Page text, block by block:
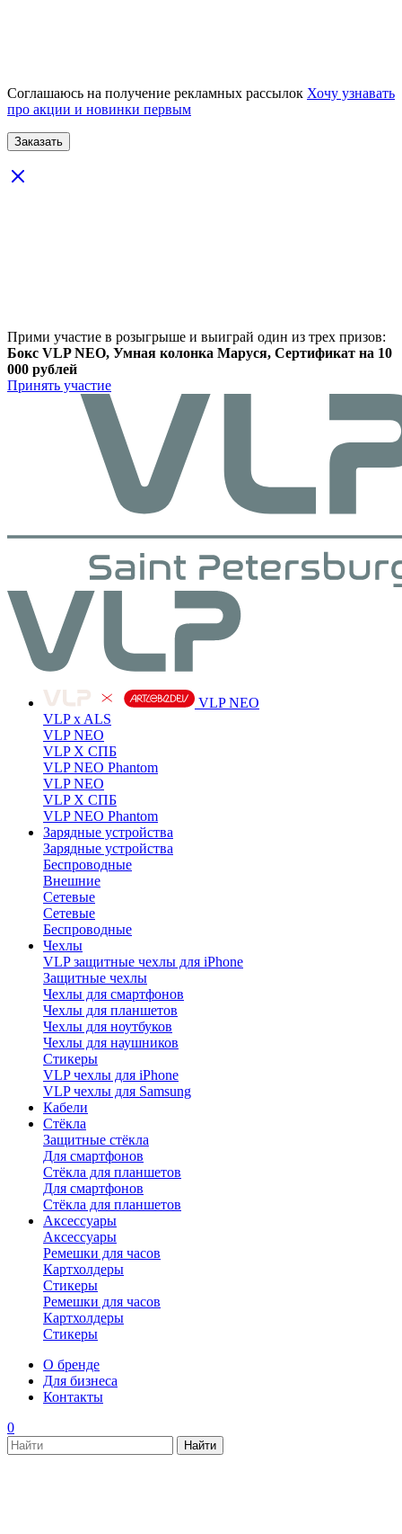
Соглашаюсь на получение рекламных рассылок Хочу узнавать
про акции и новинки первым
Прими участие в розыгрыше и выиграй один из трех призов:
Бокс VLP NEO, Умная колонка Маруся, Сертификат на 10
000 рублей
Принять участие
VLP NEO
VLP x ALS
VLP NEO
VLP X СПБ
VLP NEO Phantom
VLP NEO
VLP X СПБ
VLP NEO Phantom
Зарядные устройства
Зарядные устройства
Беспроводные
Внешние
Сетевые
Сетевые
Беспроводные
Чехлы
VLP защитные чехлы для iPhone
Защитные чехлы
Чехлы для смартфонов
Чехлы для планшетов
Чехлы для ноутбуков
Чехлы для наушников
Стикеры
VLP чехлы для iPhone
VLP чехлы для Samsung
Кабели
Стёкла
Защитные стёкла
Для смартфонов
Стёкла для планшетов
Для смартфонов
Стёкла для планшетов
Аксессуары
Аксессуары
Ремешки для часов
Картхолдеры
Стикеры
Ремешки для часов
Картхолдеры
Стикеры
О бренде
Для бизнеса
Контакты
0